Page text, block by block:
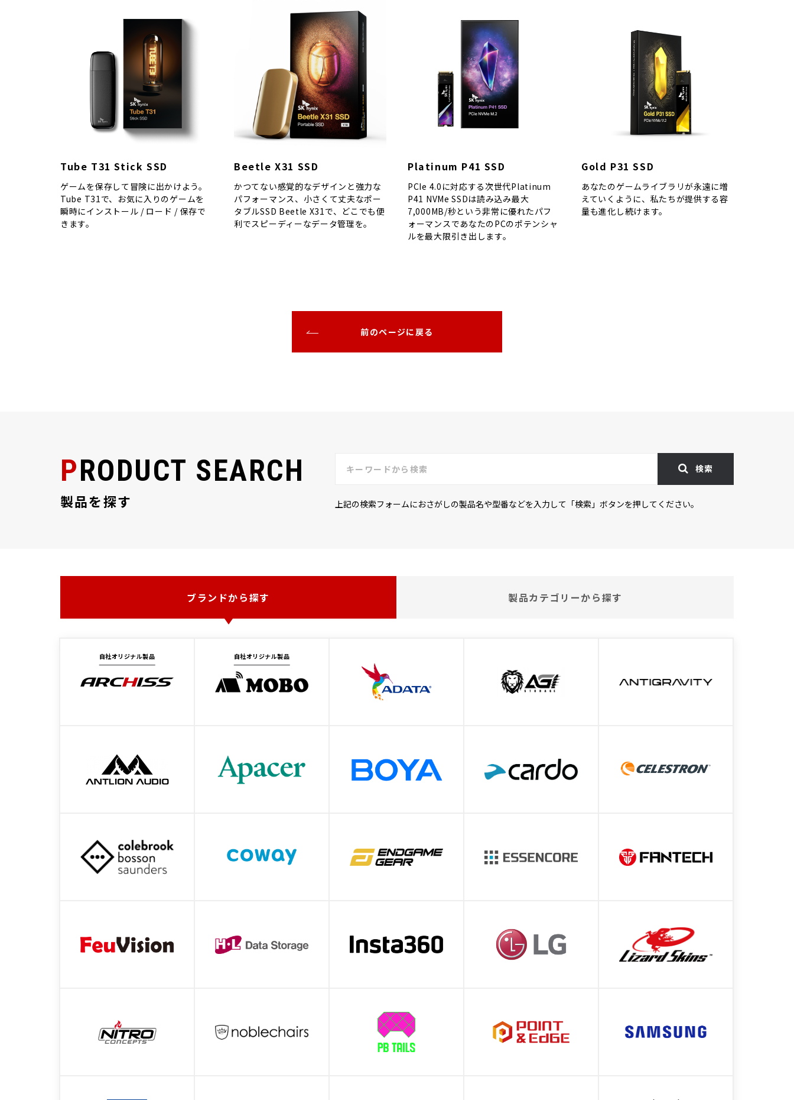
Tube T31 Stick SSD
ゲームを保存して冒険に出かけよう。
Tube T31で、お気に入りのゲームを
瞬時にインストール / ロード / 保存で
きます。
Beetle X31 SSD
かつてない感覚的なデザインと強力な
パフォーマンス、小さくて丈夫なポー
タブルSSD Beetle X31で、どこでも便
利でスピーディーなデータ管理を。
Platinum P41 SSD
PCIe 4.0に対応する次世代Platinum
P41 NVMe SSDは読み込み最大
7,000MB/秒という非常に優れたパフ
ォーマンスであなたのPCのポテンシャ
ルを最大限引き出します。
Gold P31 SSD
あなたのゲームライブラリが永遠に増
えていくように、私たちが提供する容
量も進化し続けます。
前のページに戻る
PRODUCT SEARCH
製品を探す
検索
上記の検索フォームにおさがしの製品名や型番などを入力して「検索」ボタンを押してください。
ブランドから探す 製品カテゴリーから探す
自社オリジナル製品 自社オリジナル製品